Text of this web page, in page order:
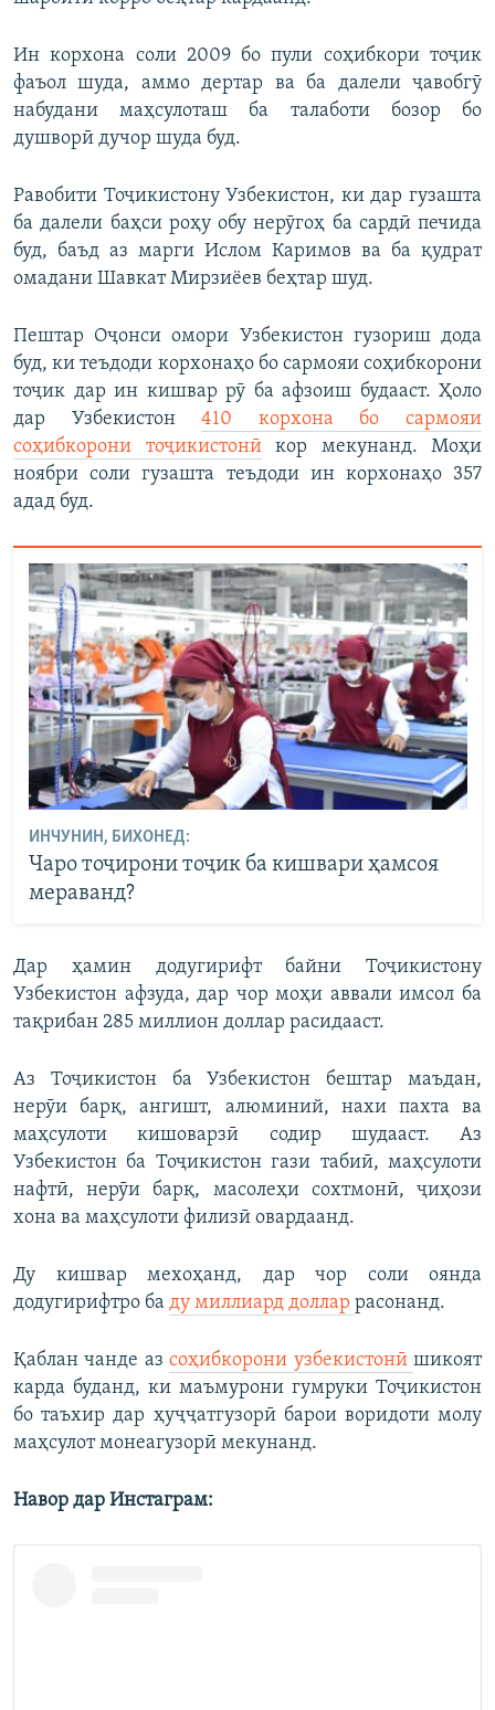
Ин корхона соли 2009 бо пули соҳибкори тоҷик
фаъол шуда, аммо дертар ва ба далели ҷавобгӯ
набудани маҳсулоташ ба талаботи бозор бо
душворӣ дучор шуда буд.
Равобити Тоҷикистону Узбекистон, ки дар гузашта
ба далели баҳси роҳу обу нерӯгоҳ ба сардӣ печида
буд, баъд аз марги Ислом Каримов ва ба қудрат
омадани Шавкат Мирзиёев беҳтар шуд.
Пештар Оҷонси омори Узбекистон гузориш дода
буд, ки теъдоди корхонаҳо бо сармояи соҳибкорони
тоҷик дар ин кишвар рӯ ба афзоиш будааст. Ҳоло
дар Узбекистон410 корхона бо сармояи
соҳибкорони тоҷикистонӣкор мекунанд. Моҳи
ноябри соли гузашта теъдоди ин корхонаҳо 357
адад буд.
ИНЧУНИН, БИХОНЕД:
Чаро тоҷирони тоҷик ба кишвари ҳамсоя
мераванд?
Дар ҳамин додугирифт байни Тоҷикистону
Узбекистон афзуда, дар чор моҳи аввали имсол ба
тақрибан 285 миллион доллар расидааст.
Аз Тоҷикистон ба Узбекистон бештар маъдан,
нерӯи барқ, ангишт, алюминий, нахи пахта ва
маҳсулоти кишоварзӣ содир шудааст. Аз
Узбекистон ба Тоҷикистон гази табиӣ, маҳсулоти
нафтӣ, нерӯи барқ, масолеҳи сохтмонӣ, ҷиҳози
хона ва маҳсулоти филизӣ овардаанд.
Ду кишвар мехоҳанд, дар чор соли оянда
додугирифтро ба ду миллиард доллар расонанд.
Қаблан чанде азсоҳибкорони узбекистонӣшикоят
карда буданд, ки маъмурони гумруки Тоҷикистон
бо таъхир дар ҳуҷҷатгузорӣ барои воридоти молу
маҳсулот монеагузорӣ мекунанд.
Навор дар Инстаграм: